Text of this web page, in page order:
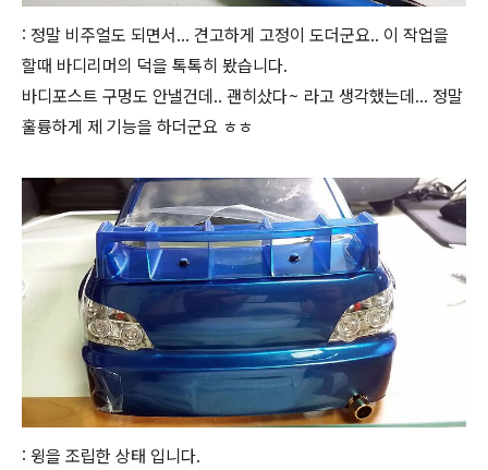
: 정말 비주얼도 되면서... 견고하게 고정이 도더군요.. 이 작업을
할때 바디리머의 덕을 톡톡히 봤습니다.
바디포스트 구멍도 안낼건데.. 괜히샀다~ 라고 생각했는데... 정말
훌륭하게 제 기능을 하더군요 ㅎㅎ
: 윙을 조립한 상태 입니다.